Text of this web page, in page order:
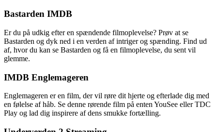
Bastarden IMDB
Er du på udkig efter en spændende filmoplevelse? Prøv at se
Bastarden og dyk ned i en verden af intriger og spænding. Find ud
af, hvor du kan se Bastarden og få en filmoplevelse, du sent vil
glemme.
IMDB Englemageren
Englemageren er en film, der vil røre dit hjerte og efterlade dig med
en følelse af håb. Se denne rørende film på enten YouSee eller TDC
Play og lad dig inspirere af dens smukke fortælling.